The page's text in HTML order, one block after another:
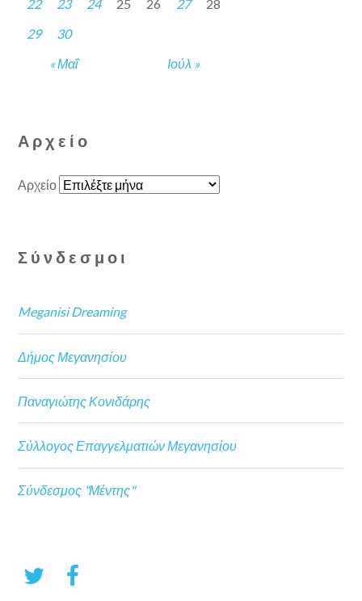
« Μαΐ Ιούλ »
22
23 24 25 26 27
28
29
30
Αρχείο
Αρχείο
Σύνδεσμοι
Meganisi Dreaming
Δήμος Μεγανησίου
Παναγιώτης Κονιδάρης
Σύλλογος Επαγγελματιών Μεγανησίου
Σύνδεσμος "Μέντης"